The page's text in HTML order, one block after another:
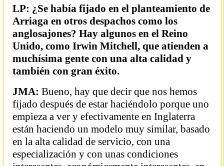
LP: ¿Se había fijado en el planteamiento de
Arriaga en otros despachos como los
anglosajones? Hay algunos en el Reino
Unido, como Irwin Mitchell, que atienden a
muchísima gente con una alta calidad y
también con gran éxito.
JMA: Bueno, hay que decir que nos hemos
fijado después de estar haciéndolo porque uno
empieza a ver y efectivamente en Inglaterra
están haciendo un modelo muy similar, basado
en la alta calidad de servicio, con una
especialización y con unas condiciones